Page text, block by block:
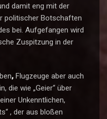
damit eng mit der
politischer Botschaften
bei. Aufgefangen wird
Zuspitzung in der
, Flugzeuge aber auch
die wie „Geier“ über
Unkenntlichen,
, der aus bloßen